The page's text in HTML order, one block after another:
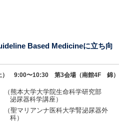
Based Medicineに立ち向
） 9:00〜10:30 第3会場（南館4F 錦）
（熊本大学大学院生命科学研究部
泌尿器科学講座）
（聖マリアンナ医科大学腎泌尿器外
科）